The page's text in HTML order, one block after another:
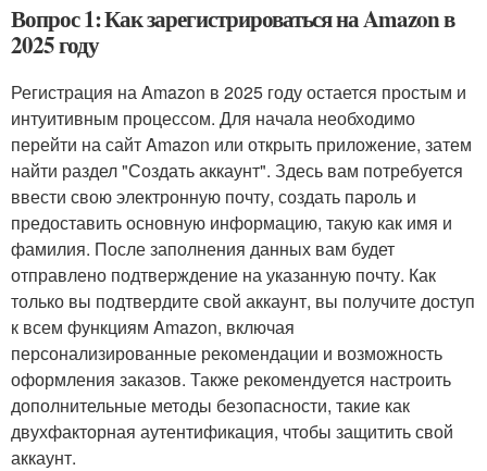
Вопрос 1: Как зарегистрироваться на Amazon в
2025 году
Регистрация на Amazon в 2025 году остается простым и
интуитивным процессом. Для начала необходимо
перейти на сайт Amazon или открыть приложение, затем
найти раздел "Создать аккаунт". Здесь вам потребуется
ввести свою электронную почту, создать пароль и
предоставить основную информацию, такую как имя и
фамилия. После заполнения данных вам будет
отправлено подтверждение на указанную почту. Как
только вы подтвердите свой аккаунт, вы получите доступ
к всем функциям Amazon, включая
персонализированные рекомендации и возможность
оформления заказов. Также рекомендуется настроить
дополнительные методы безопасности, такие как
двухфакторная аутентификация, чтобы защитить свой
аккаунт.